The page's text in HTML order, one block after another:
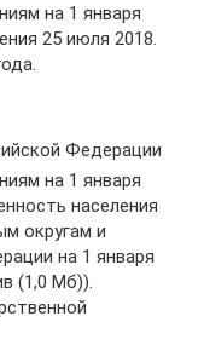
на 1 января
25 июля 2018.
Федерации
на 1 января
населения
округам и
на 1 января
(1,0 Мб)).